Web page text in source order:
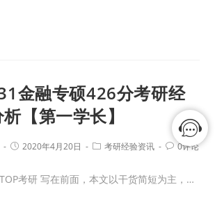
金融专硕426分考研经
【第一学长】
2020年4月20日 考研经验资讯 0评论
考研 写在前面，本文以干货简短为主，…